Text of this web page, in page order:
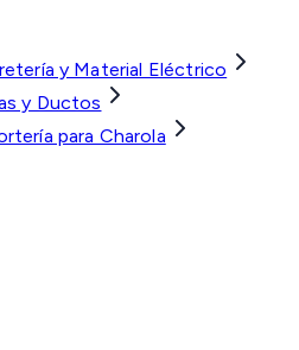
y Material Eléctrico
y Ductos
para Charola